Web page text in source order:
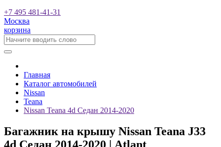
+7 495 481-41-31
Москва
корзина
Главная
Каталог автомобилей
Nissan
Teana
Nissan Teana 4d Седан 2014-2020
Багажник на крышу Nissan Teana J33